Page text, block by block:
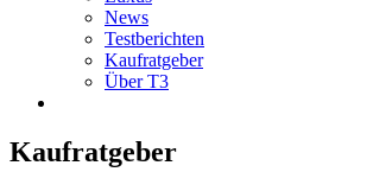
News
Testberichten
Kaufratgeber
Über T3
Kaufratgeber